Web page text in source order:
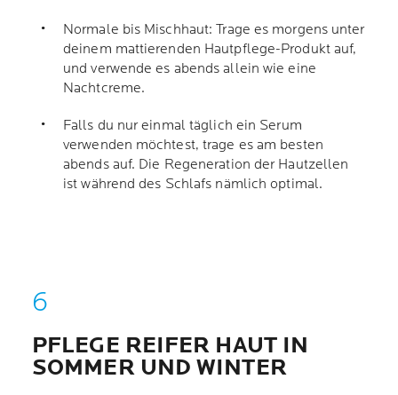
Normale bis Mischhaut: Trage es morgens unter
deinem mattierenden Hautpflege-Produkt auf,
und verwende es abends allein wie eine
Nachtcreme.
Falls du nur einmal täglich ein Serum
verwenden möchtest, trage es am besten
abends auf. Die Regeneration der Hautzellen
ist während des Schlafs nämlich optimal.
PFLEGE REIFER HAUT IN
SOMMER UND WINTER